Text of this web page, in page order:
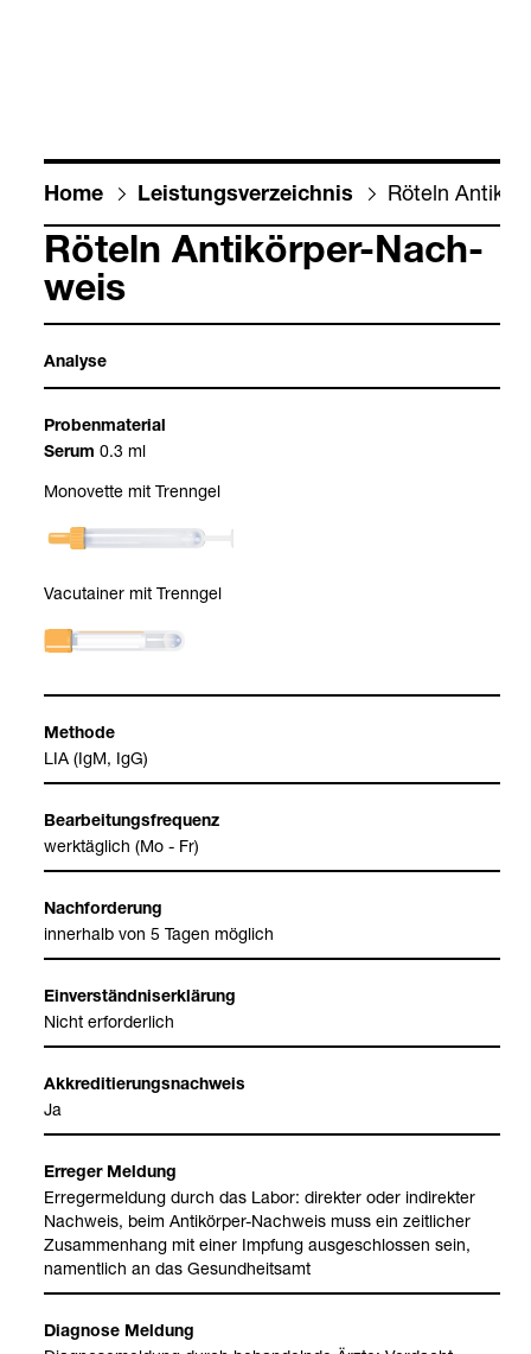
Home Leis­tungs­ver­zeich­nis Röteln
Röteln Anti­kör­per-​Nach­
weis
Ana­lyse
Pro­ben­ma­te­rial
Serum 0.3 ml
Mono­vette mit Trenn­gel
Vacu­tai­ner mit Trenn­gel
Methode
LIA (IgM, IgG)
Bear­bei­tungs­fre­quenz
werk­täg­lich (Mo - Fr)
Nach­for­de­rung
inner­halb von 5 Tagen mög­lich
Ein­ver­ständ­nis­er­klä­rung
Nicht erfor­der­lich
Akkre­di­tie­rungs­nach­weis
Ja
Erre­ger Mel­dung
Erre­ger­mel­dung durch das Labor: direk­ter oder indi­rek­ter
Nach­weis, beim Anti­kör­per-​Nach­weis muss ein zeit­li­cher
Zusam­men­hang mit einer Imp­fung aus­ge­schlos­sen sein,
nament­lich an das Gesund­heits­amt
Dia­gnose Mel­dung